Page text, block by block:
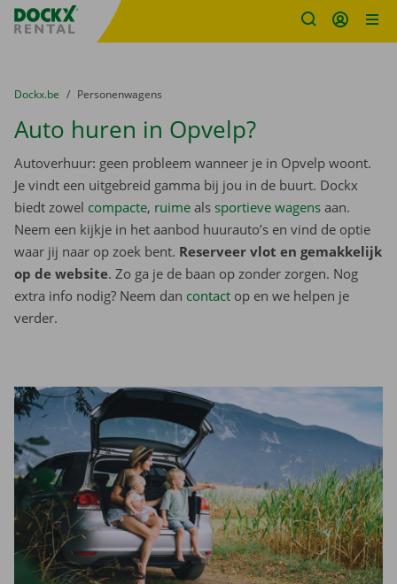
Fratello DEMO
U bevindt zich hier:
van
Dockx.be naar
Personenwagens
Auto huren in Opvelp?
Autoverhuur: geen probleem wanneer je in Opvelp woont.
Je vindt een uitgebreid gamma bij jou in de buurt. Dockx
biedt zowel compacte, ruime als sportieve wagens aan.
Neem een kijkje in het aanbod huurauto’s en vind de optie
waar jij naar op zoek bent. Reserveer vlot en gemakkelijk
op de website. Zo ga je de baan op zonder zorgen. Nog
extra info nodig? Neem dan contact op en we helpen je
verder.